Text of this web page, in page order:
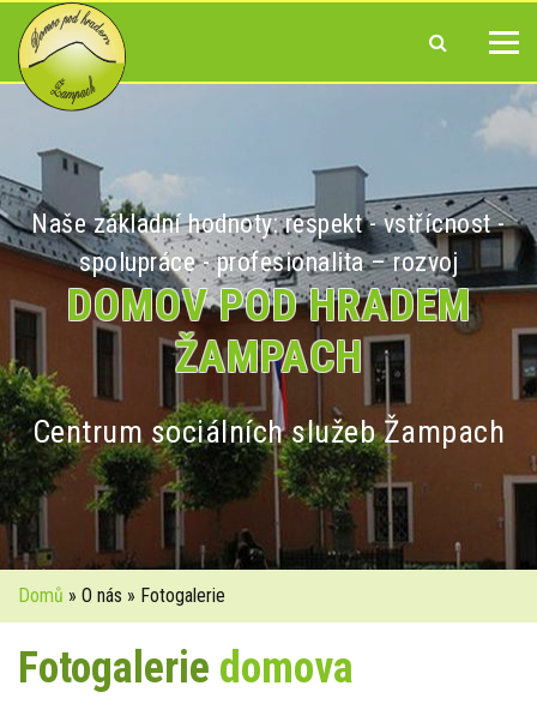
Naše základní hodnoty: respekt - vstřícnost -
spolupráce - profesionalita – rozvoj
DOMOV POD HRADEM
ŽAMPACH
Centrum sociálních služeb Žampach
Domů » O nás » Fotogalerie
Fotogalerie domova